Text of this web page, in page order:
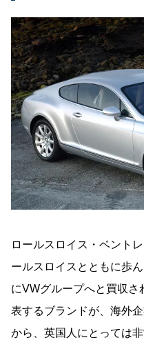
ロールスロイス・ベント
ールスロイスとともに歩
にVWグループへと買収
表するブランドが、海外
から、英国人にとっては